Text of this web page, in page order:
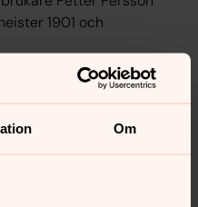
Om
1901 och
väntrum då några
västra del togs
ett konstverk,
Den är placerad
och Kristogrammet.